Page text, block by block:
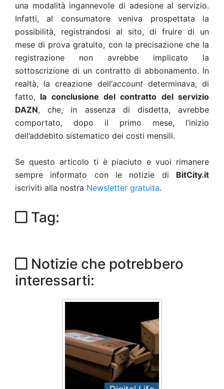
una modalità ingannevole di adesione al servizio.
Infatti, al consumatore veniva prospettata la
possibilità, registrandosi al sito, di fruire di un
mese di prova gratuito, con la precisazione che la
registrazione non avrebbe implicato la
sottoscrizione di un contratto di abbonamento. In
realtà, la creazione dell’account determinava, di
fatto, la conclusione del contratto del servizio
DAZN, che, in assenza di disdetta, avrebbe
comportato, dopo il primo mese, l’inizio
dell’addebito sistematico dei costi mensili.
Se questo articolo ti è piaciuto e vuoi rimanere
sempre informato con le notizie di BitCity.it
iscriviti alla nostra Newsletter gratuita.
Tag:
Notizie che potrebbero
interessarti: